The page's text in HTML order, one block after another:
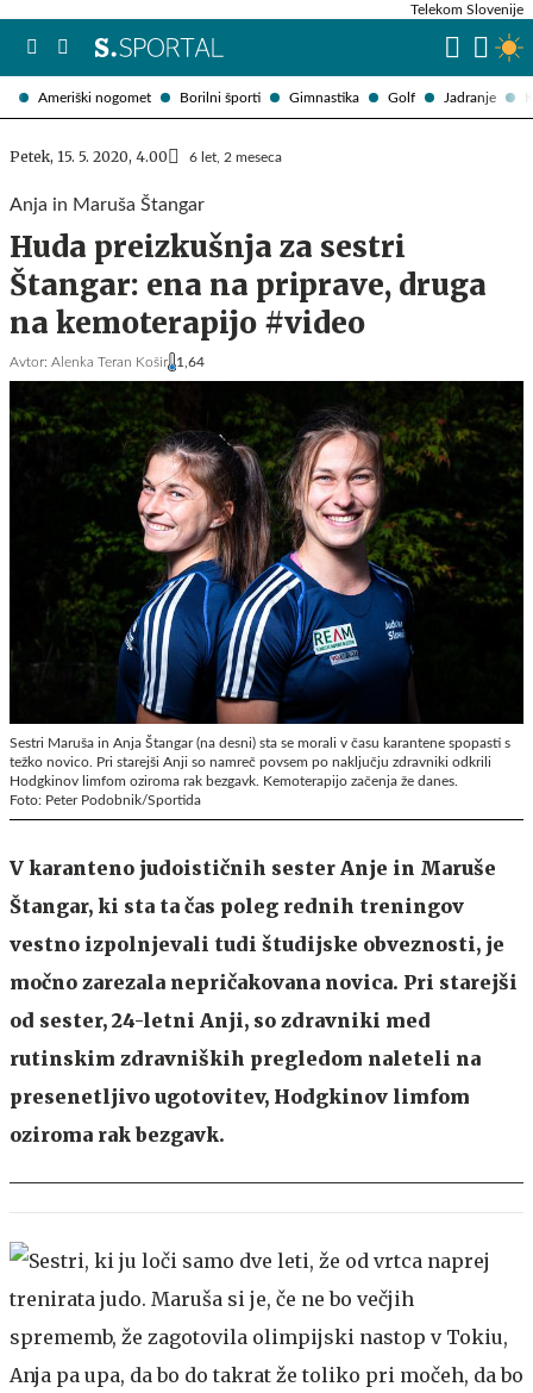
Ameriški nogomet Borilni športi Gimnastika Golf Jadranje
Telekom Slovenije
Petek, 15. 5. 2020, 4.00 6 let, 2 meseca
Anja in Maruša Štangar
Huda preizkušnja za sestri
Štangar: ena na priprave, druga
na kemoterapijo #video
Avtor: Alenka Teran Košir 1,64
Sestri Maruša in Anja Štangar (na desni) sta se morali v času karantene spopasti s
težko novico. Pri starejši Anji so namreč povsem po naključju zdravniki odkrili
Hodgkinov limfom oziroma rak bezgavk. Kemoterapijo začenja že danes.
Foto: Peter Podobnik/Sportida
V karanteno judoističnih sester Anje in Maruše
Štangar, ki sta ta čas poleg rednih treningov
vestno izpolnjevali tudi študijske obveznosti, je
močno zarezala nepričakovana novica. Pri starejši
od sester, 24-letni Anji, so zdravniki med
rutinskim zdravniških pregledom naleteli na
presenetljivo ugotovitev, Hodgkinov limfom
oziroma rak bezgavk.